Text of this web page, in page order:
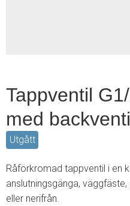
Tappventil
med
Utgått
Råförkromad tappventil i en
anslutningsgänga,
eller nerifrån.